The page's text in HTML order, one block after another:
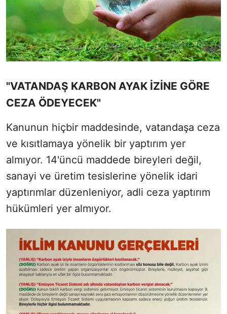
"VATANDAŞ KARBON AYAK İZİNE GÖRE
CEZA ÖDEYECEK"
Kanunun hiçbir maddesinde, vatandaşa ceza
ve kısıtlamaya yönelik bir yaptırım yer
almıyor. 14'üncü maddede bireyleri değil,
sanayi ve üretim tesislerine yönelik idari
yaptırımlar düzenleniyor, adli ceza yaptırım
hükümleri yer almıyor.